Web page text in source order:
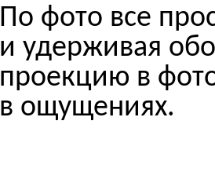
По фото все
и удерживая
проекцию в
в ощущениях.